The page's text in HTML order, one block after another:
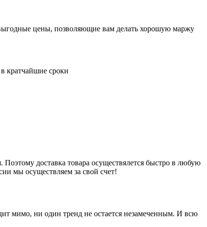
цены, позволяющие вам делать хорошую маржу
кратчайшие сроки
доставка товара осуществялется быстро в любую
мы осуществляем за свой счет!
мимо, ни один тренд не остается незамеченным. И всю